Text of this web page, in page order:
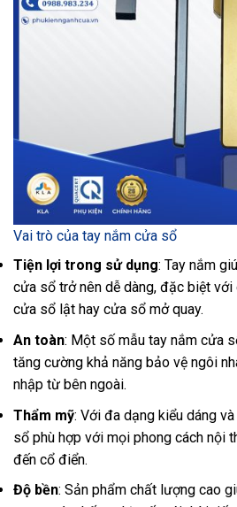
Vai trò của tay nắm cửa sổ
Tiện lợi trong sử dụng: Tay nắm
cửa sổ trở nên dễ dàng, đặc biệt
cửa sổ lật hay cửa sổ mở quay.
An toàn: Một số mẫu tay nắm cửa
tăng cường khả năng bảo vệ ngôi
nhập từ bên ngoài.
Thẩm mỹ: Với đa dạng kiểu dáng
sổ phù hợp với mọi phong cách nội
đến cổ điển.
Độ bền: Sản phẩm chất lượng cao